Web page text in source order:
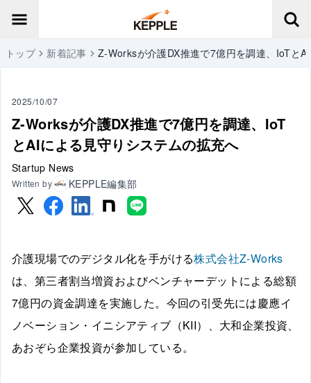
トップ 新着記事 Z-Worksが介護DX推進で7億円を調達、IoTと
2025/10/07
Z-Worksが介護DX推進で7億円を調達、IoT
とAIによる見守りシステムの拡充へ
Startup News
Written by KEPPLE編集部
介護現場でのデジタル化を手がける株式会社Z-Works
は、第三者割当増資およびベンチャーデットによる総額
7億円の資金調達を実施した。今回の引受先には慶應イ
ノベーション・イニシアティブ（KII）、大和企業投資、
あおぞら企業投資が参加している。